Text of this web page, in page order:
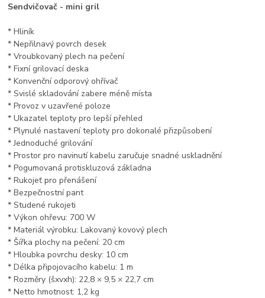
Sendvičovač - mini gril
* Hliník
* Nepřilnavý povrch desek
* Vroubkovaný plech na pečení
* Fixní grilovací deska
* Konvenční odporový ohřívač
* Svislé skladování zabere méně místa
* Provoz v uzavřené poloze
* Ukazatel teploty pro lepší přehled
* Plynulé nastavení teploty pro dokonalé přizpůsobení
* Jednoduché grilování
* Prostor pro navinutí kabelu zaručuje snadné uskladnění
* Pogumovaná protiskluzová základna
* Rukojeť pro přenášení
* Bezpečnostní pant
* Studené rukojeti
* Výkon ohřevu: 700 W
* Materiál výrobku: Lakovaný kovový plech
* Šířka plochy na pečení: 20 cm
* Hloubka povrchu desky: 10 cm
* Délka připojovacího kabelu: 1 m
* Rozměry (šxvxh): 22,8 × 9,5 × 22,7 cm
* Netto hmotnost: 1,2 kg